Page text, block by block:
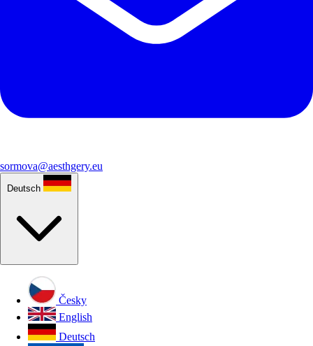
sormova@aesthgery.eu
Deutsch
Česky
English
Deutsch